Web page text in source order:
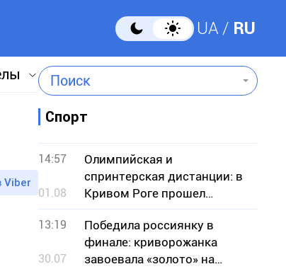
UA RU
Поиск
Viber
Спорт
14:57
01.08
Олимпийская и
спринтерская дистанции: в
Кривом Роге прошел
чемпионат по кроссовому
триатлону
13:19
30.07
Победила россиянку в
финале: криворожанка
завоевала «золото» на